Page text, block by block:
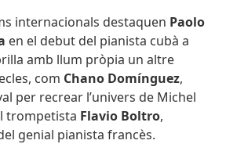
internacionals destaquen Paolo
en el debut del pianista cubà a
amb llum pròpia un altre
com Chano Domínguez,
per recrear l’univers de Michel
trompetista Flavio Boltro,
genial pianista francès.